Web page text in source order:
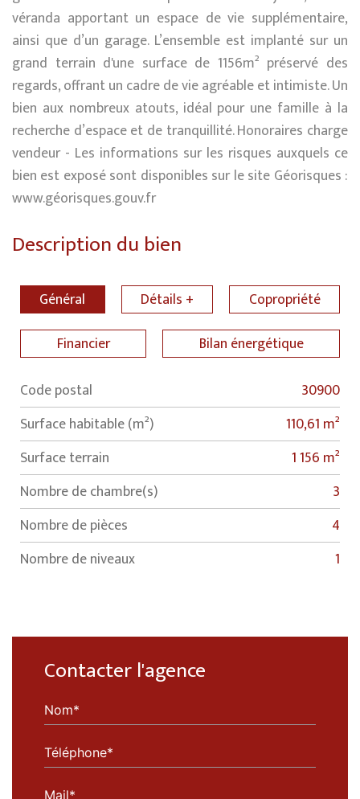
véranda apportant un espace de vie supplémentaire,
ainsi que d’un garage. L’ensemble est implanté sur un
grand terrain d'une surface de 1156m² préservé des
regards, offrant un cadre de vie agréable et intimiste. Un
bien aux nombreux atouts, idéal pour une famille à la
recherche d’espace et de tranquillité. Honoraires charge
vendeur - Les informations sur les risques auxquels ce
bien est exposé sont disponibles sur le site Géorisques :
www.géorisques.gouv.fr
Description du bien
Général Détails +
Copropriété
Financier
Bilan énergétique
Label Value
Code postal
30900
Surface habitable (m²)
110,61 m²
surface terrain
1 156 m²
Nombre de chambre(s)
3
Nombre de pièces
4
Nombre de niveaux
1
Contacter l'agence
Nom*
Téléphone*
Mail*